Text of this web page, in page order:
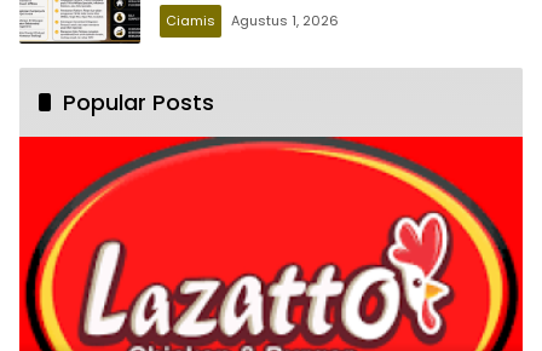
Ciamis Agustus 1, 2026
Popular Posts